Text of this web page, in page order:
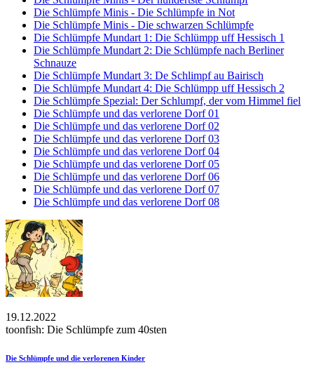
Die Schlümpfe Minis - Die Schlümpfe in Not
Die Schlümpfe Minis - Die schwarzen Schlümpfe
Die Schlümpfe Mundart 1: Die Schlümpp uff Hessisch 1
Die Schlümpfe Mundart 2: Die Schlümpfe nach Berliner
Schnauze
Die Schlümpfe Mundart 3: De Schlimpf au Bairisch
Die Schlümpfe Mundart 4: Die Schlümpp uff Hessisch 2
Die Schlümpfe Spezial: Der Schlumpf, der vom Himmel fiel
Die Schlümpfe und das verlorene Dorf 01
Die Schlümpfe und das verlorene Dorf 02
Die Schlümpfe und das verlorene Dorf 03
Die Schlümpfe und das verlorene Dorf 04
Die Schlümpfe und das verlorene Dorf 05
Die Schlümpfe und das verlorene Dorf 06
Die Schlümpfe und das verlorene Dorf 07
Die Schlümpfe und das verlorene Dorf 08
19.12.2022
toonfish: Die Schlümpfe zum 40sten
Die Schlümpfe und die verlorenen Kinder